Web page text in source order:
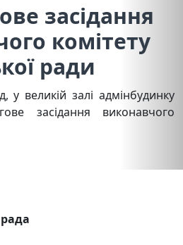
засідання
комітету
ради
у великій залі адмінбудинку
засідання виконавчого